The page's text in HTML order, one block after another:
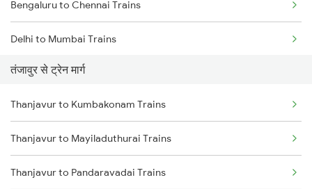
Bengaluru to Chennai Trains
Delhi to Mumbai Trains
Mumbai to Pune Trains
Delhi to Jammu Trains
Mumbai to Delhi Trains
Mumbai to Goa Trains
तंजावुर से ट्रेन मार्ग
Thanjavur to Kumbakonam Trains
Thanjavur to Mayiladuthurai Trains
Thanjavur to Pandaravadai Trains